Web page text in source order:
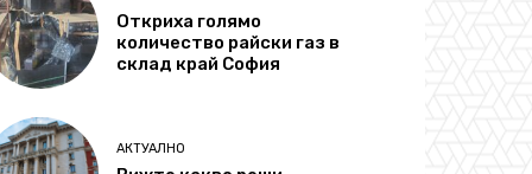
Откриха голямо
количество райски газ в
склад край София
АКТУАЛНО